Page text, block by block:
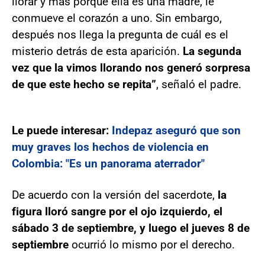
conmueve el corazón a uno. Sin embargo,
después nos llega la pregunta de cuál es el
misterio detrás de esta aparición. La segunda
vez que la vimos llorando nos generó sorpresa
de que este hecho se repita”, señaló el padre.
Le puede interesar: Indepaz aseguró que son
muy graves los hechos de violencia en
Colombia: "Es un panorama aterrador"
De acuerdo con la versión del sacerdote, la
figura lloró sangre por el ojo izquierdo, el
sábado 3 de septiembre, y luego el jueves 8 de
septiembre ocurrió lo mismo por el derecho.